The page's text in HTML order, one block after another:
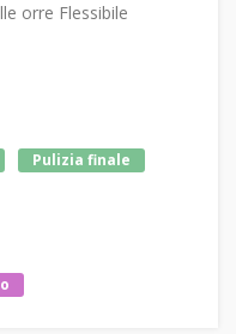
orre Flessibile
Pulizia finale